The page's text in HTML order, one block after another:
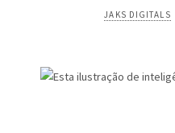
JAKS DIGITALS